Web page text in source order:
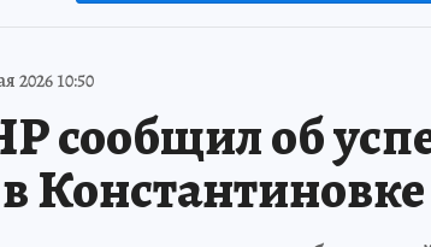
2026 10:50
сообщил об
Константиновке